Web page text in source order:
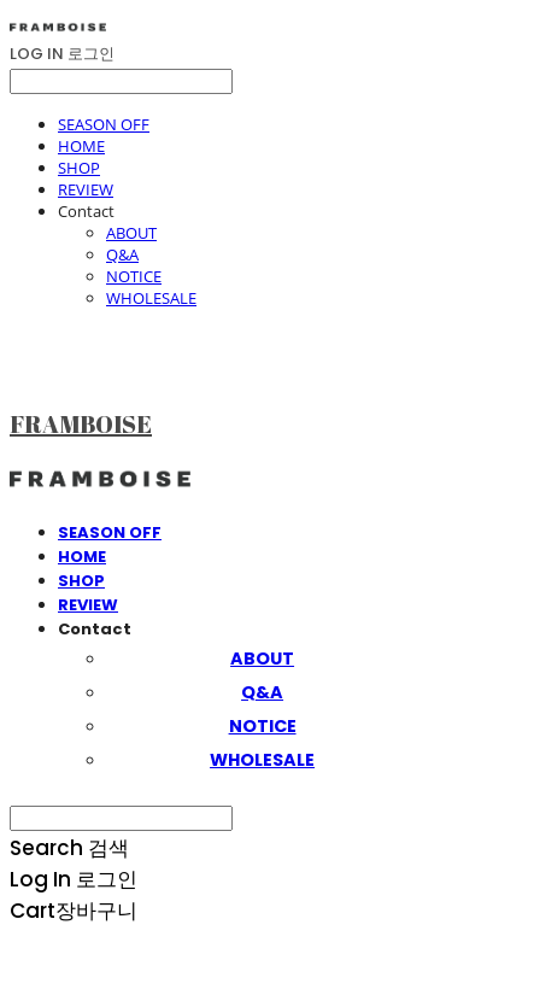
LOG IN 로그인
SEASON OFF
HOME
SHOP
REVIEW
Contact
ABOUT
Q&A
NOTICE
WHOLESALE
FRAMBOISE
SEASON OFF
HOME
SHOP
REVIEW
Contact
ABOUT
Q&A
NOTICE
WHOLESALE
Search 검색
Log In 로그인
Cart장바구니